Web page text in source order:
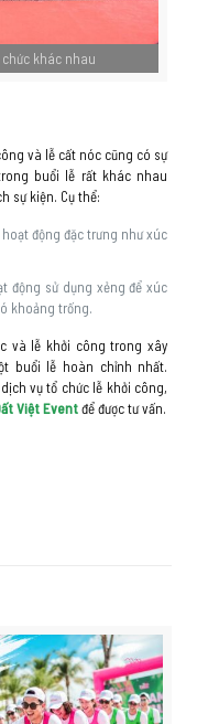
khác nhau
và lễ cất nóc cũng có sự
buổi lễ rất khác nhau
sự kiện. Cụ thể:
động đặc trưng như xúc
động sử dụng xẻng để xúc
khoảng trống.
và lễ khởi công trong xây
buổi lễ hoàn chỉnh nhất.
vụ tổ chức lễ khởi công,
Việt Eventđể được tư vấn.